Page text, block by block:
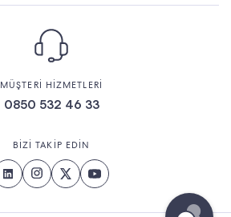
MÜŞTERİ HİZMETLERİ
0850 532 46 33
BİZİ TAKİP EDİN